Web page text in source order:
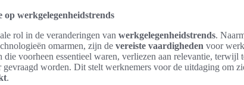
werkgelegenheidstrends
rol in de veranderingen van werkgelegenheidstrends.
omarmen, zijn de vereiste vaardigheden voor
die voorheen essentieel waren, verliezen aan relevantie, terwijl
gevraagd worden. Dit stelt werknemers voor de uitdaging om
.